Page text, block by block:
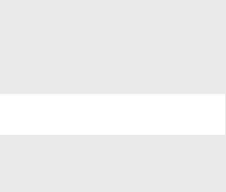
1885 l’Accademia di
per la chiesa di